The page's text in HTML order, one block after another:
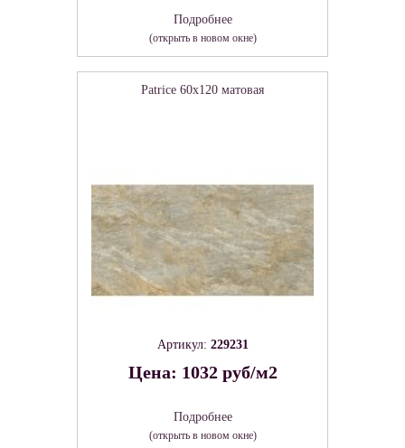
Подробнее
(открыть в новом окне)
Patrice 60х120 матовая
Артикул: 229231
Цена: 1032 руб/м2
Подробнее
(открыть в новом окне)